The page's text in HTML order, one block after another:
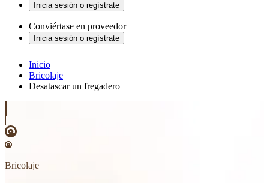
Inicia sesión o regístrate
Conviértase en proveedor
Inicia sesión o regístrate
Inicio
Bricolaje
Desatascar un fregadero
Bricolaje